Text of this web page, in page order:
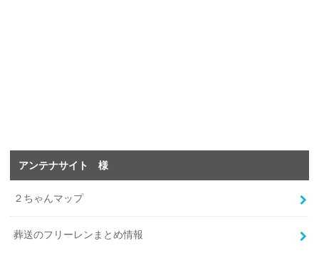
アンテナサイト 様
２ちゃんマップ
葬送のフリーレンまとめ情報